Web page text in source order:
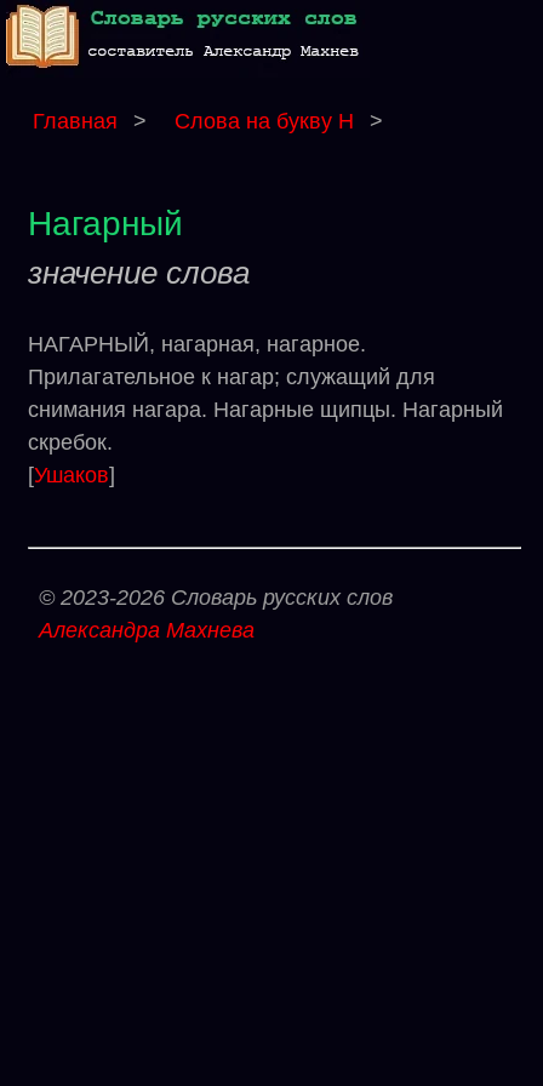
Главная > Слова на букву Н >
Нагарный
значение слова
НАГАРНЫЙ, нагарная, нагарное.
Прилагательное к нагар; служащий для
снимания нагара. Нагарные щипцы. Нагарный
скребок.
[Ушаков]
© 2023-2026 Словарь русских слов
Александра Махнева